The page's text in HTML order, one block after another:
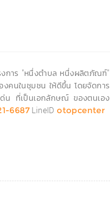
งการ "หนึ่งตำบล หนึ่งผลิตภัณฑ์"
งคนในชุมชน ให้ดีขึ้น โดยจัดการ
น ที่เป็นเอกลักษณ์ ของตนเอง
6687LineIDotopcenter